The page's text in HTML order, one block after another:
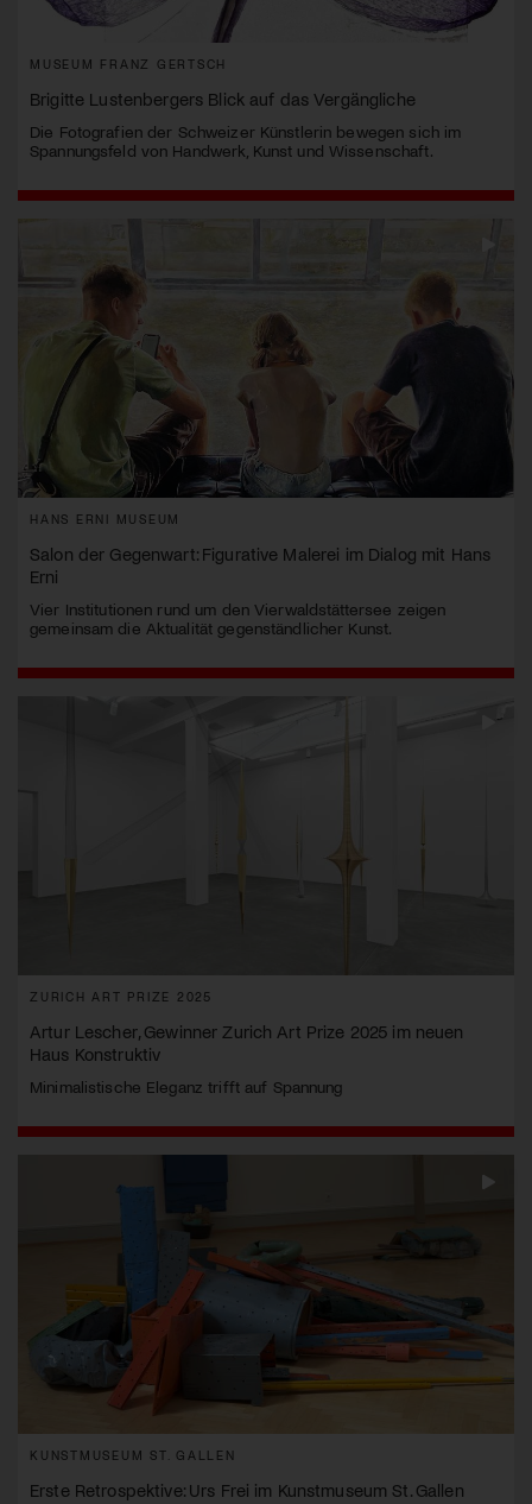
MUSEUM FRANZ GERTSCH
Brigitte Lustenbergers Blick auf das Vergängliche
Die Fotografien der Schweizer Künstlerin bewegen sich im
Spannungsfeld von Handwerk, Kunst und Wissenschaft.
HANS ERNI MUSEUM
Salon der Gegenwart: Figurative Malerei im Dialog mit Hans
Erni
Vier Institutionen rund um den Vierwaldstättersee zeigen
gemeinsam die Aktualität gegenständlicher Kunst.
ZURICH ART PRIZE 2025
Artur Lescher, Gewinner Zurich Art Prize 2025 im neuen
Haus Konstruktiv
Minimalistische Eleganz trifft auf Spannung
KUNSTMUSEUM ST. GALLEN
Erste Retrospektive: Urs Frei im Kunstmuseum St. Gallen